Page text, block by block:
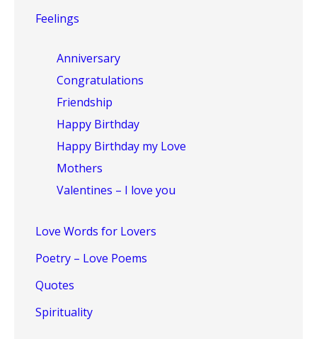
Feelings
Anniversary
Congratulations
Friendship
Happy Birthday
Happy Birthday my Love
Mothers
Valentines – I love you
Love Words for Lovers
Poetry – Love Poems
Quotes
Spirituality